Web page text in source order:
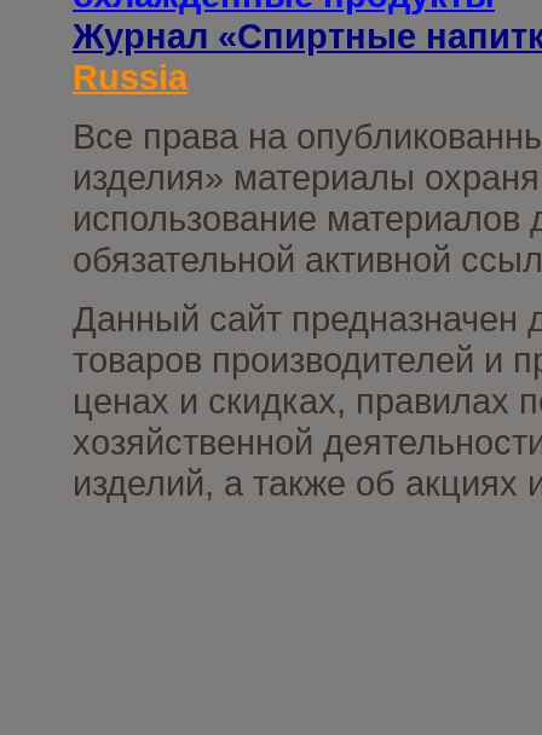
Журнал «Спиртные
Russia
Все права на
изделия» материалы
использование материалов
обязательной активной
Данный сайт предназначен
товаров производителей и
ценах и скидках, правилах
хозяйственной
изделий, а также об